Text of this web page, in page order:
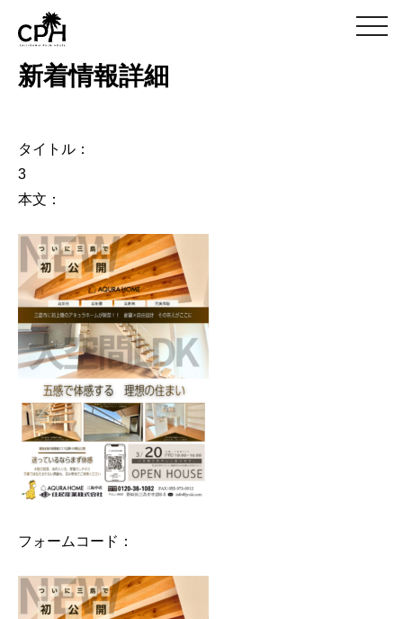
m
e
新着情報詳細
タイトル：
3
本文：
フォームコード：